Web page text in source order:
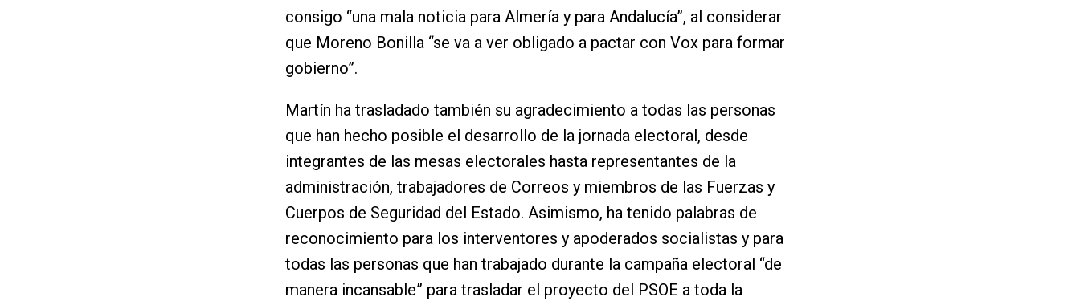
consigo “una mala noticia para Almería y para Andalucía”, al considerar
que Moreno Bonilla “se va a ver obligado a pactar con Vox para formar
gobierno”.
Martín ha trasladado también su agradecimiento a todas las personas
que han hecho posible el desarrollo de la jornada electoral, desde
integrantes de las mesas electorales hasta representantes de la
administración, trabajadores de Correos y miembros de las Fuerzas y
Cuerpos de Seguridad del Estado. Asimismo, ha tenido palabras de
reconocimiento para los interventores y apoderados socialistas y para
todas las personas que han trabajado durante la campaña electoral “de
manera incansable” para trasladar el proyecto del PSOE a toda la